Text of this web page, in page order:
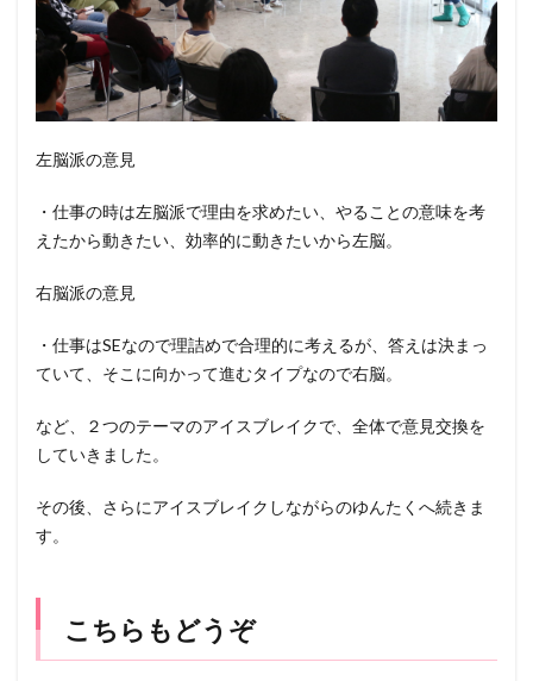
左脳派の意見
・仕事の時は左脳派で理由を求めたい、やることの意味を考
えたから動きたい、効率的に動きたいから左脳。
右脳派の意見
・仕事はSEなので理詰めで合理的に考えるが、答えは決まっ
ていて、そこに向かって進むタイプなので右脳。
など、２つのテーマのアイスブレイクで、全体で意見交換を
していきました。
その後、さらにアイスブレイクしながらのゆんたくへ続きま
す。
こちらもどうぞ